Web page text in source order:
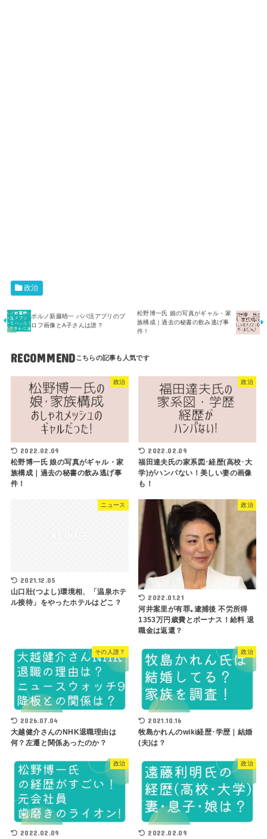
政治
ポルノ新藤晴一 パパ活アプリのプ
ロフ画像とA子さんは誰？
松野博一氏 娘の写真がギャル・家
族構成｜過去の秘書の飲み逃げ事
件！
RECOMMEND
政治
2022.02.09
松野博一氏 娘の写真がギャル・家
族構成｜過去の秘書の飲み逃げ事
件！
政治
2022.02.09
福田達夫氏の家系図･経歴(高校･大
学)がハンパない！美しい妻の画像
も！
ニュース
2021.12.05
山口壯(つよし)環境相、「温泉ホテ
ル接待」をやったホテルはどこ？
政治
2022.01.21
河井案里が有罪｡逮捕後 不労所得
1353万円歳費とボーナス！給料 退
職金は返還？
その人誰？
2026.07.04
大越健介さんのNHK退職理由は
何？左遷と関係あったのか？
政治
2021.10.16
牧島かれんのwiki経歴･学歴｜結婚
(夫)は？
政治
2022.02.09
政治
2022.02.09